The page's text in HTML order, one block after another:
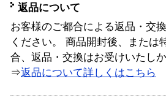
返品について
お客様のご都合による返品・交
ください。 商品開封後、または
合、返品・交換はお受けいたし
⇒返品について詳しくはこちら